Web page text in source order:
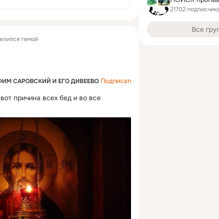
темой
САРОВСКИЙ И ЕГО ДИВЕЕВО Подписаться
причина всех бед и во все
21702
Все